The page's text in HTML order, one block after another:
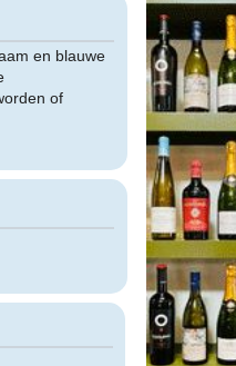
en blauwe
of